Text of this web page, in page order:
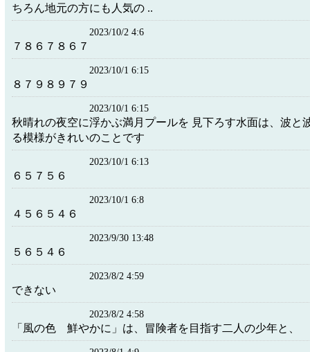
ちろん地元の方にも人気の ..
2023/10/2 4:6
７８６７８６７
2023/10/1 6:15
８７９８９７９
2023/10/1 6:15
秋晴れの夜空に浮かぶ満月プールを 見下ろす水面は、波と
る模様がきれいのことです
2023/10/1 6:13
６５７５６
2023/10/1 6:8
４５６５４６
2023/9/30 13:48
５６５４６
2023/8/2 4:59
できない
2023/8/2 4:58
「風の色 鮮やかに」は、冒険者を目指す二人の少年と、